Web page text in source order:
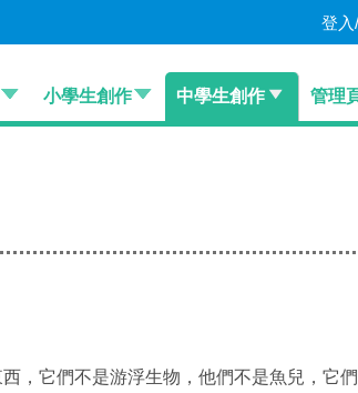
登
小學生創作 中學生創作 管理
，它們不是游浮生物， 他們不是魚兒，它